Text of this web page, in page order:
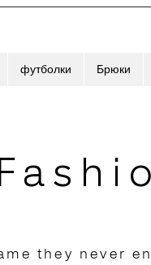
футболки Брюки
they never